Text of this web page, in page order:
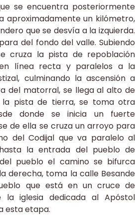
se encuentra posteriormente
aproximadamente un kilómetro,
que se desvía a la izquierda.
del fondo del valle. Subiendo
cruza la pista de repoblación
línea recta y paralelos a la
culminando la ascensión a
del matorral, se llega al alto de
la pista de tierra, se toma otra
donde se inicia un fuerte
de ella se cruza un arroyo para
del Codijal que va paralelo al
la entrada del pueblo de
pueblo el camino se bifurca
derecha, toma la calle Besande
que está en un cruce de
iglesia dedicada al Apóstol
esta etapa.